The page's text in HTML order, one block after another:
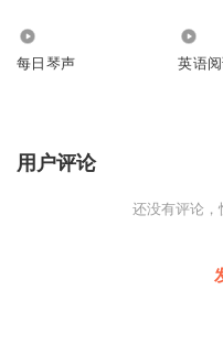
每日琴声 英语
用户评论
还没有评论，